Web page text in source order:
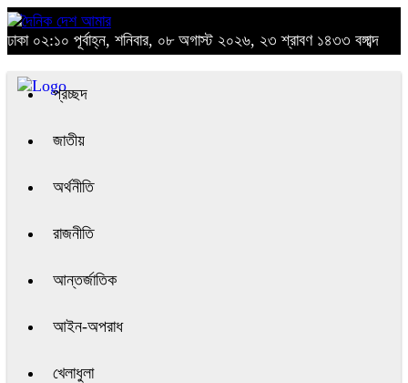
ঢাকা ০২:১০ পূর্বাহ্ন, শনিবার, ০৮ অগাস্ট ২০২৬, ২৩ শ্রাবণ ১৪৩৩ বঙ্গাব্দ
প্রচ্ছদ
জাতীয়
অর্থনীতি
রাজনীতি
আন্তর্জাতিক
আইন-অপরাধ
খেলাধুলা